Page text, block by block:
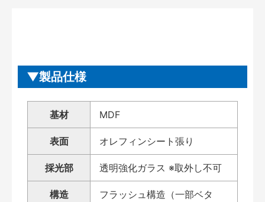
製品仕様
基材 MDF
表面 オレフィンシート張り
採光部 透明強化ガラス ※取外し不可
構造
フラッシュ構造（一部ベタ